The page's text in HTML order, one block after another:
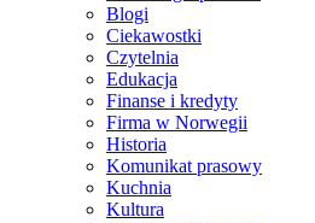
Blogi
Ciekawostki
Czytelnia
Edukacja
Finanse i kredyty
Firma w Norwegii
Historia
Komunikat prasowy
Kuchnia
Kultura